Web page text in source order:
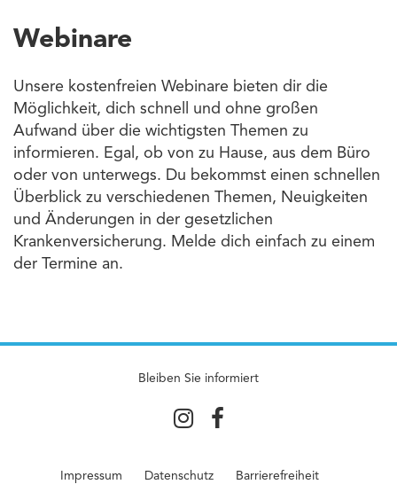
Webinare
Unsere kostenfreien Webinare bieten dir die
Möglichkeit, dich schnell und ohne großen
Aufwand über die wichtigsten Themen zu
informieren. Egal, ob von zu Hause, aus dem Büro
oder von unterwegs. Du bekommst einen schnellen
Überblick zu verschiedenen Themen, Neuigkeiten
und Änderungen in der gesetzlichen
Krankenversicherung. Melde dich einfach zu einem
der Termine an.
Bleiben Sie informiert
Impressum Datenschutz Barrierefreiheit